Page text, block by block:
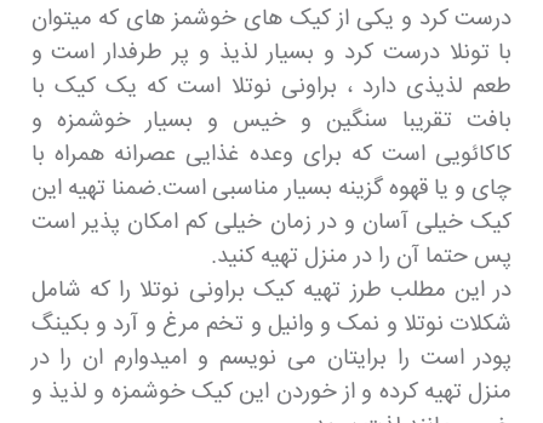
درست کرد و یکی از کیک های خوشمز های که میتوان
با تونلا درست کرد و بسیار لذیذ و پر طرفدار است و
طعم لذیذی دارد ، براونی نوتلا است که یک کیک با
بافت تقریبا سنگین و خیس و بسیار خوشمزه و
کاکائویی است که برای وعده غذایی عصرانه همراه با
چای و یا قهوه گزینه بسیار مناسبی است.ضمنا تهیه این
کیک خیلی آسان و در زمان خیلی کم امکان پذیر است
پس حتما آن را در منزل تهیه کنید.
در این مطلب طرز تهیه کیک براونی نوتلا را که شامل
شکلات نوتلا و نمک و وانیل و تخم مرغ و آرد و بکینگ
پودر است را برایتان می نویسم و امیدوارم ان را در
منزل تهیه کرده و از خوردن این کیک خوشمزه و لذیذ و